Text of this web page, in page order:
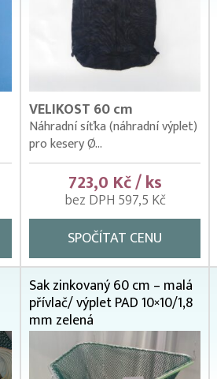
VELIKOST 60 cm
Náhradní síťka (náhradní výplet)
pro kesery Ø...
723,0 Kč / ks
bez DPH 597,5 Kč
SPOČÍTAT CENU
Sak zinkovaný 60 cm – malá
přívlač/ výplet PAD 10×10/1,8
mm zelená